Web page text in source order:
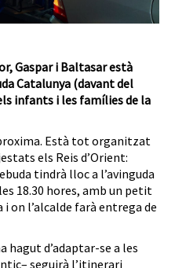
Gaspar i Baltasar està
Catalunya (davant del
infants i les famílies de la
Està tot organitzat
els Reis d’Orient:
tindrà lloc a l’avinguda
18.30 hores, amb un petit
on l’alcalde farà entrega de
hagut d’adaptar-se a les
seguirà l’itinerari